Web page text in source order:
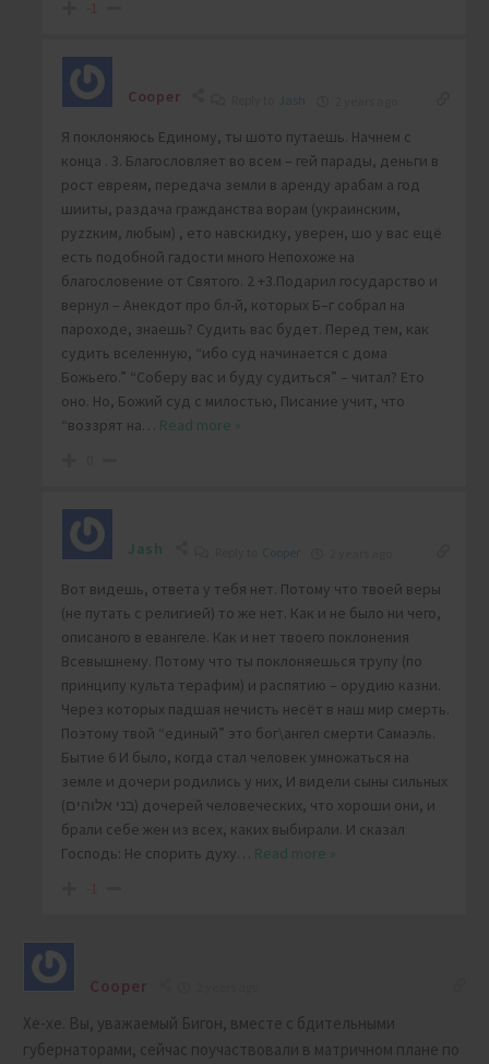
-1
Cooper Jash
Я поклоняюсь Единому, ты шото путаешь. Начнем с
конца . 3. Благословляет во всем – гей парады, деньги в
рост евреям, передача земли в аренду арабам а год
шииты, раздача гражданства ворам (украинским,
руzzким, любым) , ето навскидку, уверен, шо у вас ещё
есть подобной гадости много Непохоже на
благословение от Святого. 2 +3.Подарил государство и
вернул – Анекдот про бл-й, которых Б–г собрал на
пароходе, знаешь? Судить вас будет. Перед тем, как
судить вселенную, “ибо суд начинается с дома
Божьего.” “Соберу вас и буду судиться” – читал? Ето
оно. Но, Божий суд с милостью, Писание учит, что
“воззрят на… Read more »
Jash Cooper
Вот видешь, ответа у тебя нет. Потому что твоей веры
(не путать с религией) то же нет. Как и не было ни чего,
описаного в евангеле. Как и нет твоего поклонения
Всевышнему. Потому что ты поклоняешься трупу (по
принципу культа терафим) и распятию – орудию казни.
Через которых падшая нечисть несёт в наш мир смерть.
Поэтому твой “единый” это бог\ангел смерти Самаэль.
Бытие 6 И было, когда стал человек умножаться на
земле и дочери родились у них, И видели сыны сильных
(בני אלוהים) дочерей человеческих, что хороши они, и
брали себе жен из всех, каких выбирали. И сказал
Господь: Не спорить духу… Read more »
-1
Cooper
Хе-хе. Вы, уважаемый Бигон, вместе с бдительными
губернаторами, сейчас поучаствовали в матричном плане по